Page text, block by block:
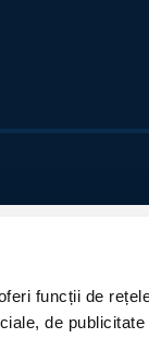
funcții de
de